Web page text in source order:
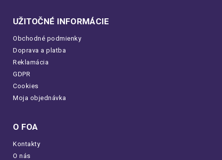
UŽITOČNÉ INFORMÁCIE
Obchodné podmienky
Doprava a platba
Reklamácia
GDPR
Cookies
Moja objednávka
O FOA
Kontakty
O nás